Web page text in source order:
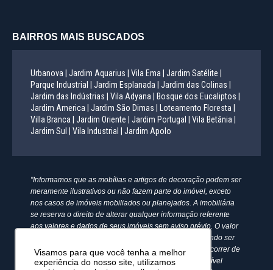
BAIRROS MAIS BUSCADOS
Urbanova | Jardim Aquarius | Vila Ema |
Jardim Satélite |
Parque Industrial |
Jardim Esplanada |
Jardim das Colinas |
Jardim das Indústrias |
Vila Adyana |
Bosque dos Eucaliptos |
Jardim America |
Jardim São Dimas |
Loteamento Floresta |
Villa Branca |
Jardim Oriente | Jardim Portugal |
Vila Betânia |
Jardim Sul |
Vila Industrial | Jardim Apolo
"Informamos que as mobílias e artigos de decoração podem ser
meramente ilustrativos ou não fazem parte do imóvel, exceto
nos casos de imóveis mobiliados ou planejados. A imobiliária
se reserva o direito de alterar qualquer informação referente
aos valores e dados de seus imóveis sem aviso prévio. O valor
anunciado do condomínio e IPTU é aproximado, podendo ser
maior, menor ou mesmo passível de alteração. Pode ocorrer de
algum imóvel anunciado no site não estar mais disponível
Visamos para que você tenha a melhor
experiência do nosso site, utilizamos